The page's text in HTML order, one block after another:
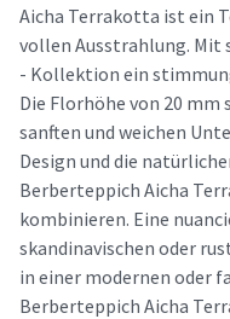
Aicha Terrakotta ist ein
vollen Ausstrahlung. Mit
- Kollektion ein
Die Florhöhe von 20 mm
sanften und weichen
Design und die
Berberteppich Aicha
kombinieren. Eine
skandinavischen oder
in einer modernen oder
Berberteppich Aicha